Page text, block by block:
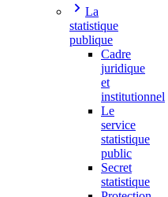
La
statistique
publique
Cadre
juridique
et
institutionnel
Le
service
statistique
public
Secret
statistique